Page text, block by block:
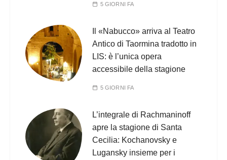
5 GIORNI FA
Il «Nabucco» arriva al Teatro
Antico di Taormina tradotto in
LIS: è l’unica opera
accessibile della stagione
5 GIORNI FA
L’integrale di Rachmaninoff
apre la stagione di Santa
Cecilia: Kochanovsky e
Lugansky insieme per i